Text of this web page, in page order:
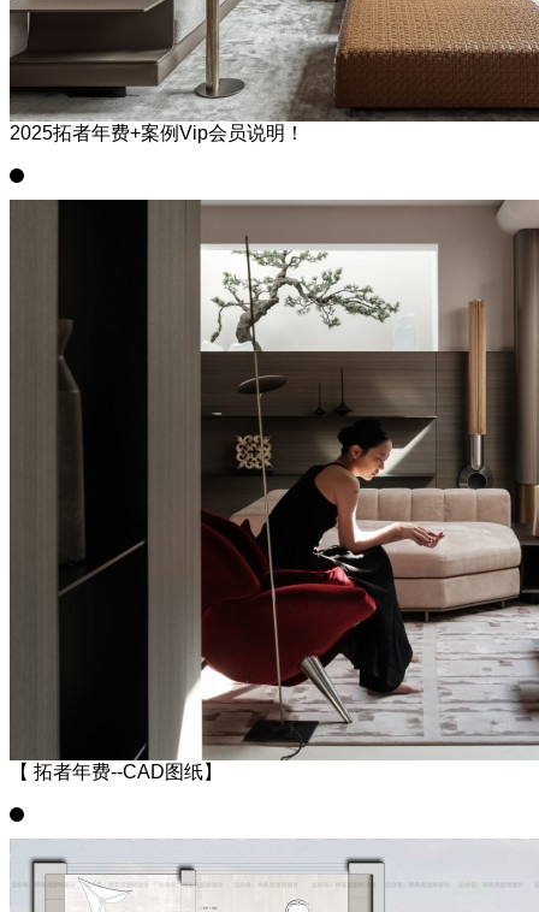
2025拓者年费+案例Vip会员说明！
【 拓者年费--CAD图纸】